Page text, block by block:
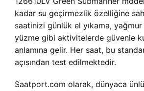
kadar su geçirmezlik özelliğine
saatinizi günlük el yıkama,
yüzme gibi aktivitelerde güvenle
anlamına gelir. Her saat, bu
açısından test edilmektedir.
Saatport.com olarak, dünyaca